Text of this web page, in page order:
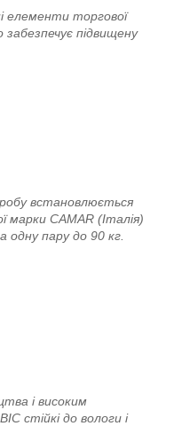
елементи торгової
підвищену
встановлюється
марки CAMAR (Італія)
пару до 90 кг.
і високим
стійкі до вологи і